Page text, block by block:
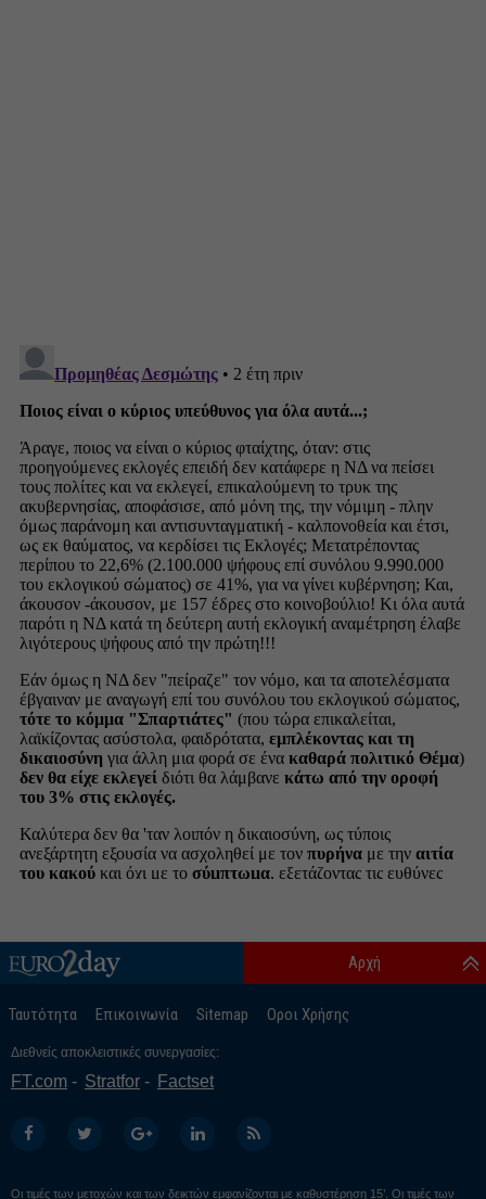
Ταυτότητα Επικοινωνία Sitemap Οροι Χρήσης
Αρχή
Διεθνείς αποκλειστικές συνεργασίες:
FT.com Stratfor Factset
Οι τιμές των μετοχών και των δεικτών εμφανίζονται με καθυστέρηση 15’. Οι τιμές των